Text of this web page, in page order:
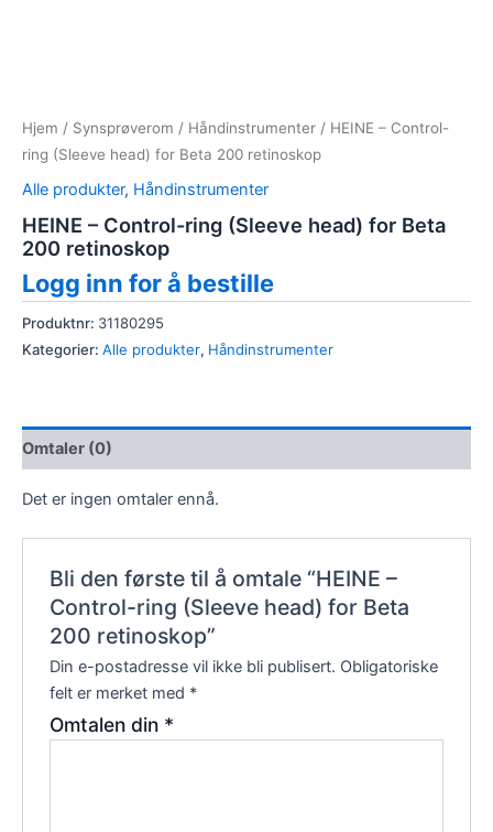
Hjem / Synsprøverom / Håndinstrumenter / HEINE – Control-
ring (Sleeve head) for Beta 200 retinoskop
Alle produkter, Håndinstrumenter
HEINE – Control-ring (Sleeve head) for Beta
200 retinoskop
Logg inn for å bestille
Produktnr: 31180295
Kategorier: Alle produkter, Håndinstrumenter
Omtaler (0)
Det er ingen omtaler ennå.
Bli den første til å omtale “HEINE –
Control-ring (Sleeve head) for Beta
200 retinoskop”
Din e-postadresse vil ikke bli publisert. Obligatoriske
felt er merket med *
Omtalen din *